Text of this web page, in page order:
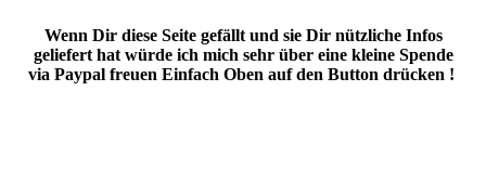
Wenn Dir diese Seite gefällt und sie Dir nützliche Infos
geliefert hat würde ich mich sehr über eine kleine Spende
via Paypal freuen Einfach Oben auf den Button drücken !